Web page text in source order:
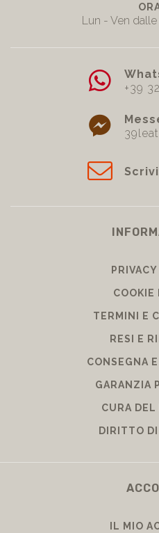
Lun - Ven
+39
COOKIE
TERMINI E
RESI E
CONSEGNA
GARANZIA
CURA DEL
DIRITTO
IL MIO